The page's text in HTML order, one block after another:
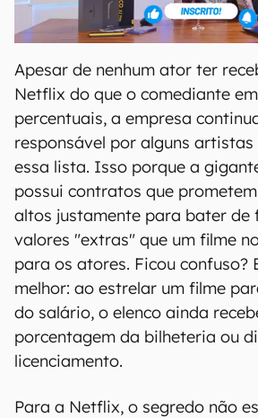
Apesar de nenhum ator ter
Netflix do que o comediante
percentuais, a empresa
responsável por alguns
essa lista. Isso porque a
possui contratos que
altos justamente para bater de
valores "extras" que um filme
para os atores. Ficou confuso?
melhor: ao estrelar um filme
do salário, o elenco ainda
porcentagem da bilheteria ou
licenciamento.
Para a Netflix, o segredo não